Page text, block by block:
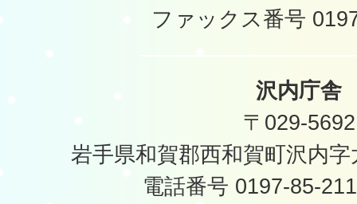
ファックス番号
沢内庁舎
〒029-5692
岩手県和賀郡西和賀町沢内
電話番号 0197-85-